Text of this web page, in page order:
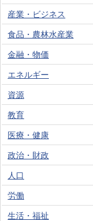
産業・ビジネス
食品・農林水産業
金融・物価
エネルギー
資源
教育
医療・健康
政治・財政
人口
労働
生活・福祉